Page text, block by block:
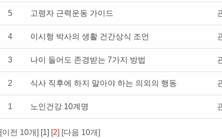
5 고령자 근력운동 가이드
4 이시형 박사의 생활 건간상식 조언
3 나이 들어도 존경받는 7가지 방법
2 식사 직후에 하지 말아야 하는 의외의 행동
1 노인건강 10계명
[이전 10개] [1] [2] [다음 10개]